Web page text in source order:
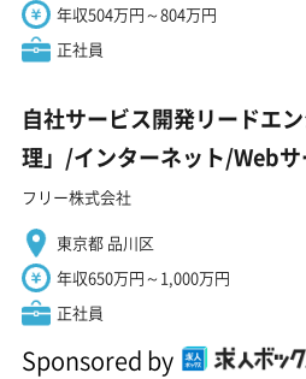
年収504万円～804万円
正社員
自社サービス開発リードエ
理」/インターネット/Web
フリー株式会社
東京都 品川区
年収650万円～1,000万円
正社員
Sponsored by